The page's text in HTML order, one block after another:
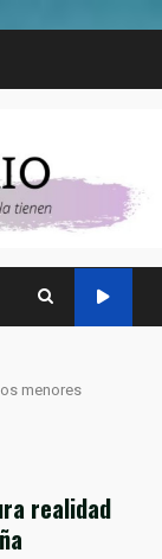
menores
realidad